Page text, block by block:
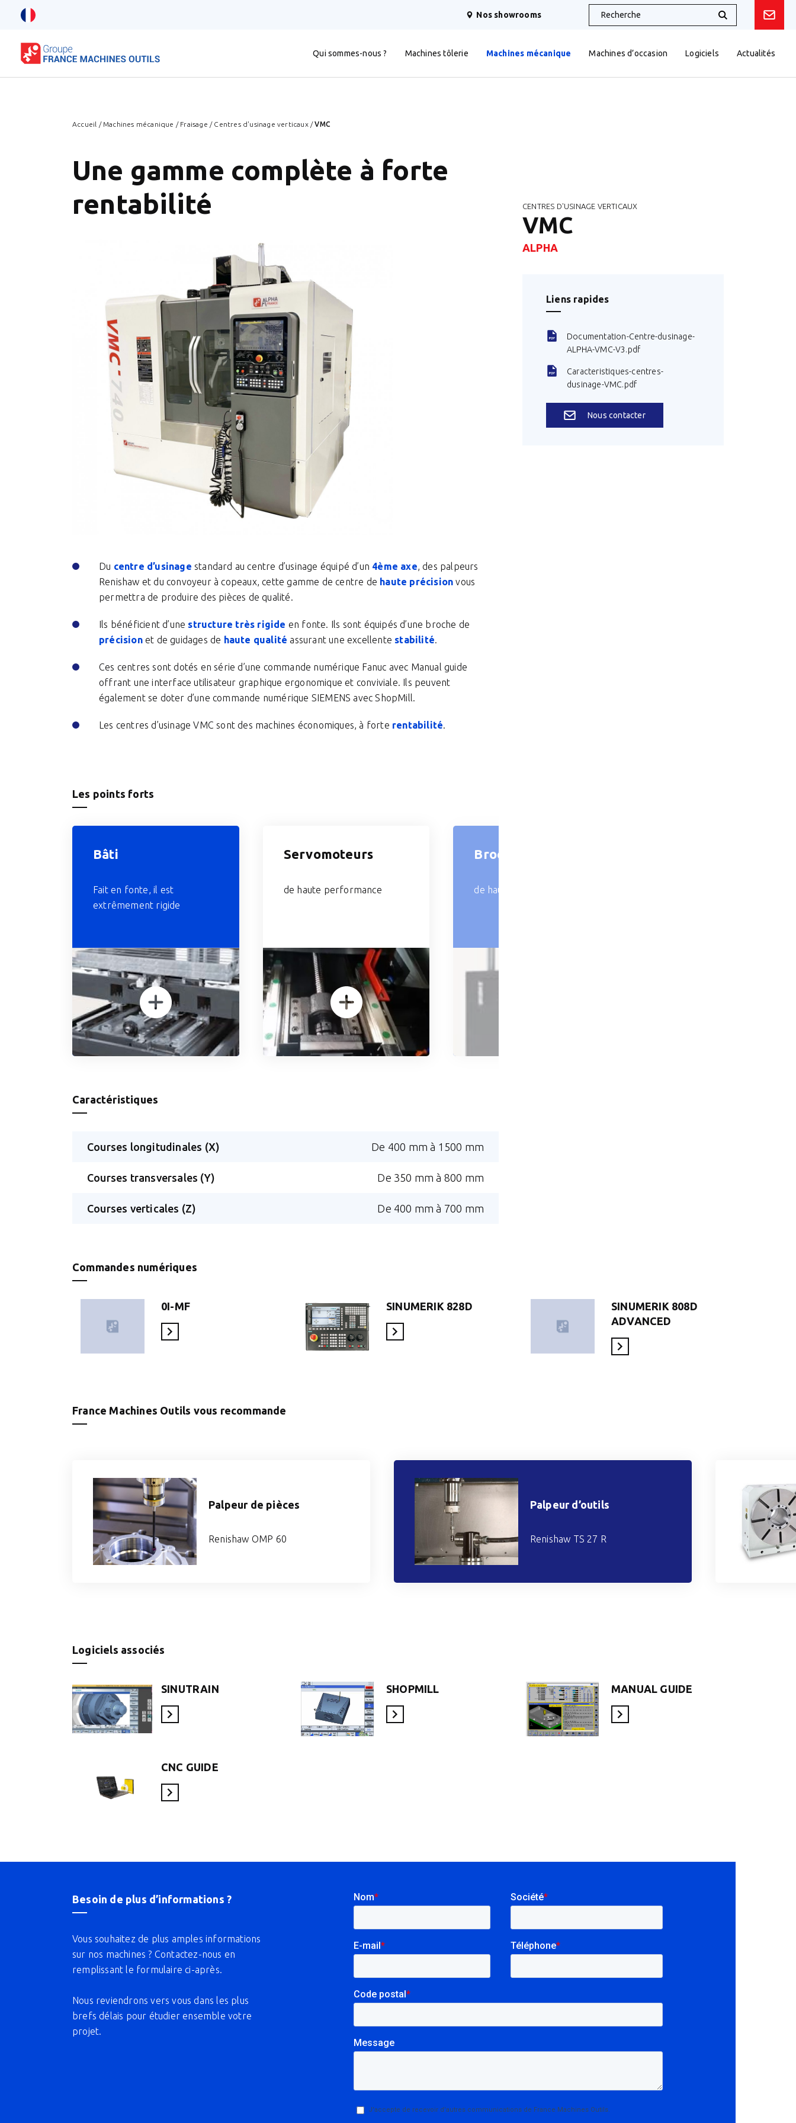
Nos showrooms
Qui sommes-nous ? Machines tôlerie Machines mécanique Machines d’occasion Logiciels Actualités
Accueil / Machines mécanique / Fraisage / Centres d'usinage verticaux/VMC
Une gamme complète à forte
rentabilité
Du centre d’usinage standard au centre d’usinage équipé d’un 4ème axe, des palpeurs
Renishaw et du convoyeur à copeaux, cette gamme de centre de haute précision vous
permettra de produire des pièces de qualité.
Ils bénéficient d’une structure très rigide en fonte. Ils sont équipés d’une broche de
précisionet de guidages de haute qualité assurant une excellente stabilité.
Ces centres sont dotés en série d’une commande numérique Fanuc avec Manual guide
offrant une interface utilisateur graphique ergonomique et conviviale. Ils peuvent
également se doter d’une commande numérique SIEMENS avec ShopMill.
Les centres d’usinage VMC sont des machines économiques, à forte rentabilité.
Les points forts
Bâti
Fait en fonte, il est
extrêmement rigide
Servomoteurs
de haute performance
Broche
de haute précision
Caractéristiques
Courses longitudinales (X) De 400 mm à 1500 mm
Courses transversales (Y) De 350 mm à 800 mm
Courses verticales (Z) De 400 mm à 700 mm
CENTRES D'USINAGE VERTICAUX
VMC
ALPHA
Liens rapides
Documentation-Centre-dusinage-
ALPHA-VMC-V3.pdf
Caracteristiques-centres-
dusinage-VMC.pdf
Nous contacter
Commandes numériques
0I-MF
En savoir plus
SINUMERIK 828D
En savoir plus
SINUMERIK 808D
ADVANCED
En savoir plus
France Machines Outils vous recommande
Palpeur de pièces
Renishaw OMP 60
Palpeur d’outils
Renishaw TS 27 R
Logiciels associés
SINUTRAIN
En savoir plus
SHOPMILL
En savoir plus
MANUAL GUIDE
En savoir plus
CNC GUIDE
En savoir plus
Besoin de plus d’informations ?
Vous souhaitez de plus amples informations
sur nos machines ? Contactez-nous en
remplissant le formulaire ci-après.
Nous reviendrons vers vous dans les plus
brefs délais pour étudier ensemble votre
projet.